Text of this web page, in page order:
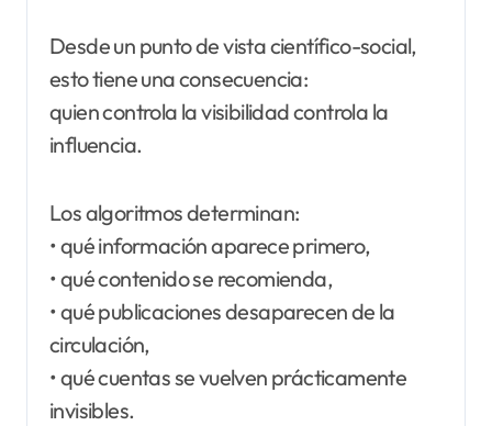
Desde un punto de vista científico-social,
esto tiene una consecuencia:
quien controla la visibilidad controla la
influencia.
Los algoritmos determinan:
• qué información aparece primero,
• qué contenido se recomienda,
• qué publicaciones desaparecen de la
circulación,
• qué cuentas se vuelven prácticamente
invisibles.